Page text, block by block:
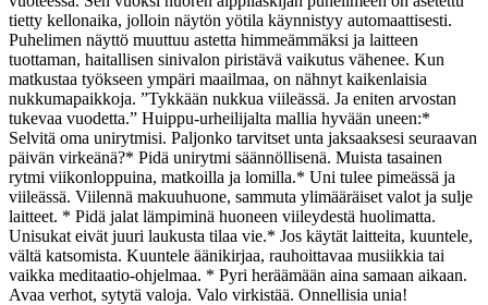
tietty kellonaika, jolloin näytön yötila käynnistyy automaattisesti.
Puhelimen näyttö muuttuu astetta himmeämmäksi ja laitteen
tuottaman, haitallisen sinivalon piristävä vaikutus vähenee. Kun
matkustaa työkseen ympäri maailmaa, on nähnyt kaikenlaisia
nukkumapaikkoja. ”Tykkään nukkua viileässä. Ja eniten arvostan
tukevaa vuodetta.” Huippu-urheilijalta mallia hyvään uneen:*
Selvitä oma unirytmisi. Paljonko tarvitset unta jaksaaksesi seuraavan
päivän virkeänä?* Pidä unirytmi säännöllisenä. Muista tasainen
rytmi viikonloppuina, matkoilla ja lomilla.* Uni tulee pimeässä ja
viileässä. Viilennä makuuhuone, sammuta ylimääräiset valot ja sulje
laitteet. * Pidä jalat lämpiminä huoneen viileydestä huolimatta.
Unisukat eivät juuri laukusta tilaa vie.* Jos käytät laitteita, kuuntele,
vältä katsomista. Kuuntele äänikirjaa, rauhoittavaa musiikkia tai
vaikka meditaatio-ohjelmaa. * Pyri heräämään aina samaan aikaan.
Avaa verhot, sytytä valoja. Valo virkistää. Onnellisia unia!